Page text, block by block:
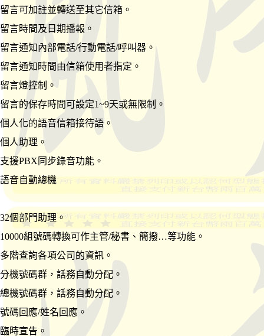
留言可加註並轉送至其它信箱。
留言時間及日期播報。
留言通知內部電話/行動電話/呼叫器。
留言通知時間由信箱使用者指定。
留言燈控制。
留言的保存時間可設定1~9天或無限制。
個人化的語音信箱接待語。
個人助理。
支援PBX同步錄音功能。
語音自動總機
32個部門助理。
10000組號碼轉換可作主管/秘書、簡撥…等功能。
多階查詢各項公司的資訊。
分機號碼群，話務自動分配。
總機號碼群，話務自動分配。
號碼回應/姓名回應。
臨時宣告。